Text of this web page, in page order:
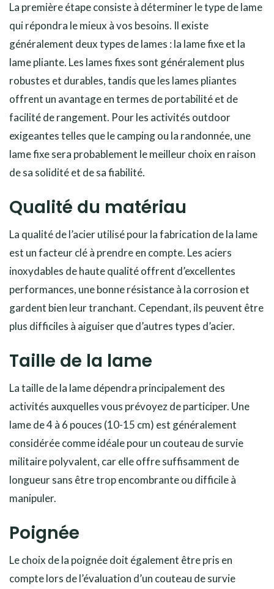
La première étape consiste à déterminer le type de lame
qui répondra le mieux à vos besoins. Il existe
généralement deux types de lames : la lame fixe et la
lame pliante. Les lames fixes sont généralement plus
robustes et durables, tandis que les lames pliantes
offrent un avantage en termes de portabilité et de
facilité de rangement. Pour les activités outdoor
exigeantes telles que le camping ou la randonnée, une
lame fixe sera probablement le meilleur choix en raison
de sa solidité et de sa fiabilité.
Qualité du matériau
La qualité de l’acier utilisé pour la fabrication de la lame
est un facteur clé à prendre en compte. Les aciers
inoxydables de haute qualité offrent d’excellentes
performances, une bonne résistance à la corrosion et
gardent bien leur tranchant. Cependant, ils peuvent être
plus difficiles à aiguiser que d’autres types d’acier.
Taille de la lame
La taille de la lame dépendra principalement des
activités auxquelles vous prévoyez de participer. Une
lame de 4 à 6 pouces (10-15 cm) est généralement
considérée comme idéale pour un couteau de survie
militaire polyvalent, car elle offre suffisamment de
longueur sans être trop encombrante ou difficile à
manipuler.
Poignée
Le choix de la poignée doit également être pris en
compte lors de l’évaluation d’un couteau de survie